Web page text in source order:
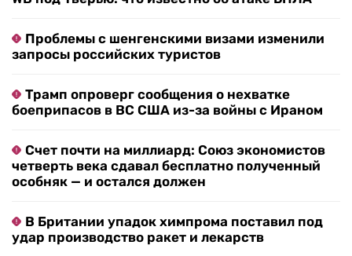
Проблемы с шенгенскими визами изменили
запросы российских туристов
Трамп опроверг сообщения о нехватке
боеприпасов в ВС США из-за войны с Ираном
Счет почти на миллиард: Союз экономистов
четверть века сдавал бесплатно полученный
особняк — и остался должен
В Британии упадок химпрома поставил под
удар производство ракет и лекарств